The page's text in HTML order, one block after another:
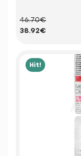
46.70€
38.92€
Hit!